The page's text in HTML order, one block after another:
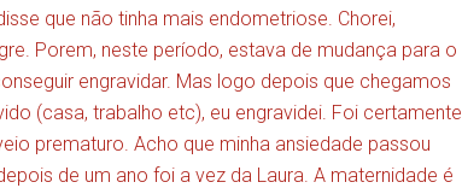
que não tinha mais endometriose. Chorei,
Porem, neste período, estava de mudança para o
engravidar. Mas logo depois que chegamos
(casa, trabalho etc), eu engravidei. Foi certamente
prematuro. Acho que minha ansiedade passou
de um ano foi a vez da Laura. A maternidade é